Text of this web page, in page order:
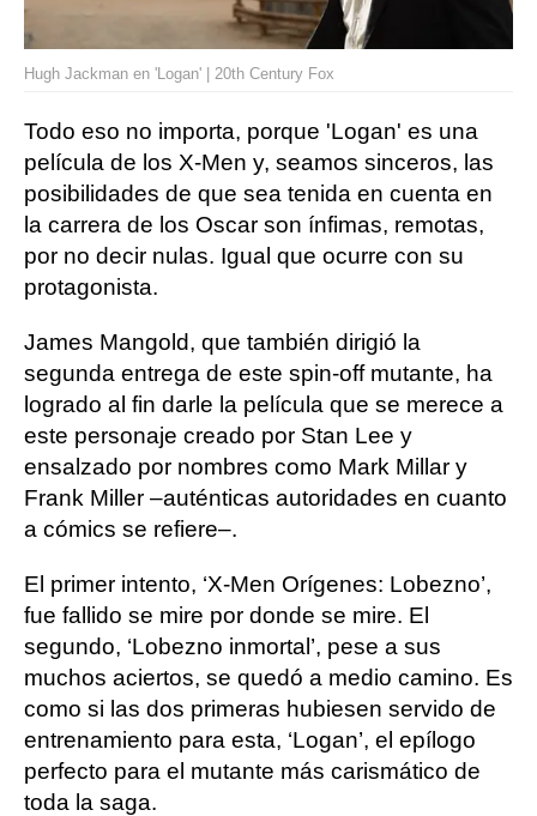
Hugh Jackman en 'Logan' | 20th Century Fox
Todo eso no importa, porque 'Logan' es una
película de los X-Men y, seamos sinceros, las
posibilidades de que sea tenida en cuenta en
la carrera de los Oscar son ínfimas, remotas,
por no decir nulas. Igual que ocurre con su
protagonista.
James Mangold, que también dirigió la
segunda entrega de este spin-off mutante, ha
logrado al fin darle la película que se merece a
este personaje creado por Stan Lee y
ensalzado por nombres como Mark Millar y
Frank Miller –auténticas autoridades en cuanto
a cómics se refiere–.
El primer intento, ‘X-Men Orígenes: Lobezno’,
fue fallido se mire por donde se mire. El
segundo, ‘Lobezno inmortal’, pese a sus
muchos aciertos, se quedó a medio camino. Es
como si las dos primeras hubiesen servido de
entrenamiento para esta, ‘Logan’, el epílogo
perfecto para el mutante más carismático de
toda la saga.